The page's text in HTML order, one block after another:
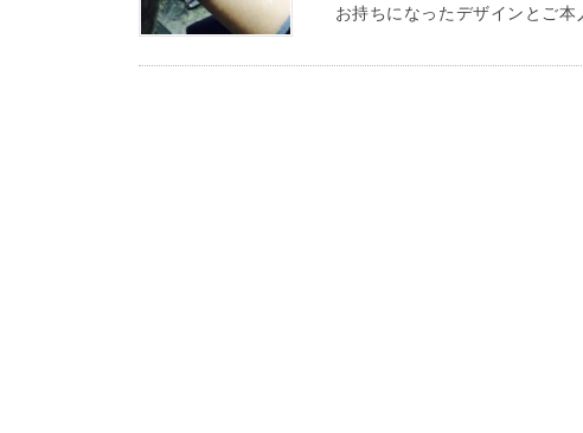
お持ちになったデザインとご本